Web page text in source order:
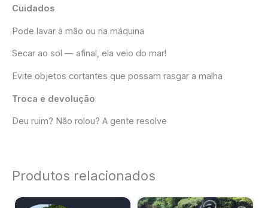
Cuidados
Pode lavar à mão ou na máquina
Secar ao sol — afinal, ela veio do mar!
Evite objetos cortantes que possam rasgar a malha
Troca e devolução
Deu ruim? Não rolou? A gente resolve
Produtos relacionados